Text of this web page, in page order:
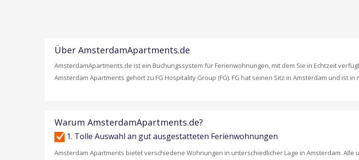
Über AmsterdamApartments.de
AmsterdamApartments.de ist ein Buchungssystem für Ferienwohnungen, mit dem Sie in Echtzeit
Amsterdam Apartments gehört zu FG Hospitality Group (FG). FG hat seinen Sitz in Amsterdam und ist
Warum AmsterdamApartments.de?
1. Tolle Auswahl an gut ausgestatteten Ferienwohnungen
Amsterdam Apartments bietet verschiedene Wohnungen in unterschiedlicher Lage in Amsterdam.